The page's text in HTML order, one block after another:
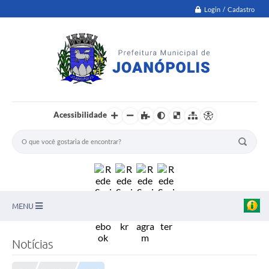
Login / Cadastro
Acessibilidade
MENU
Notícias